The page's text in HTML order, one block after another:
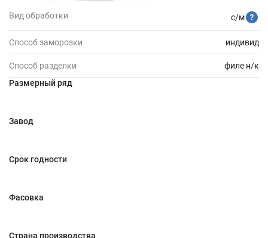
Вид обработки с/м
Способ заморозки индивид
Способ разделки
филе н/к
Размерный ряд
Завод
Срок годности
Фасовка
Страна производства